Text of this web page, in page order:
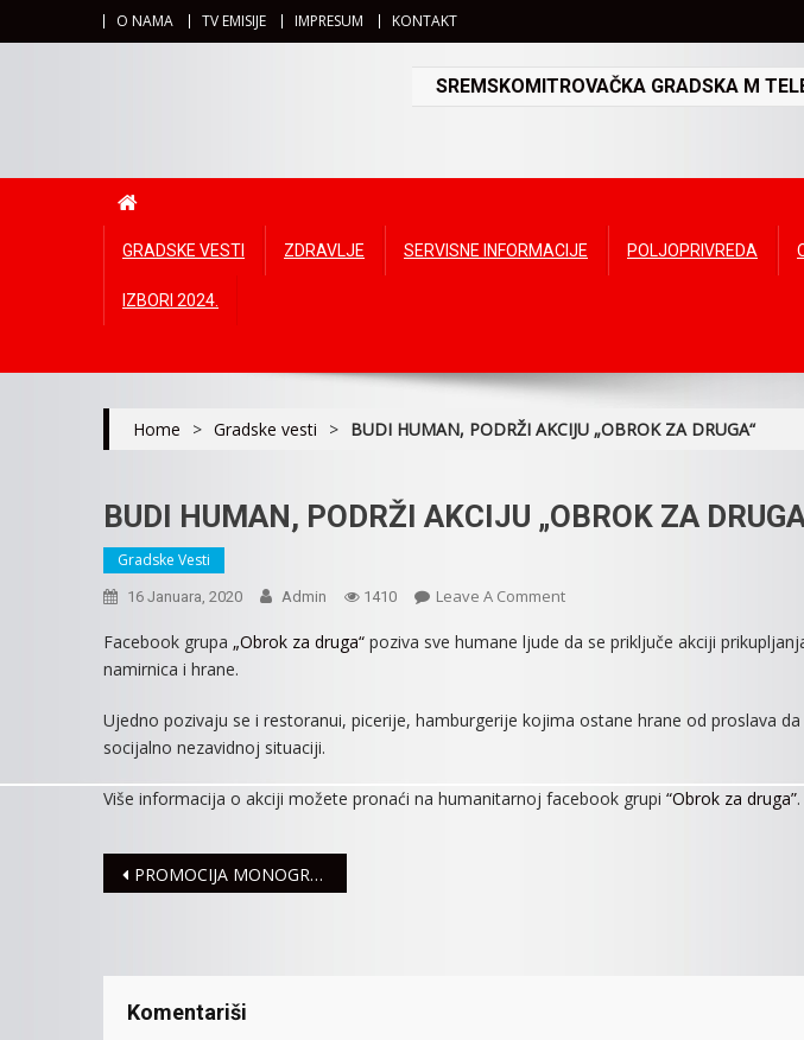
O NAMA TV EMISIJE IMPRESUM KONTAKT
SREMSKOMITROVAČKA GRADSKA M
GRADSKE VESTI ZDRAVLJE SERVISNE INFORMACIJE POLJOPRIVREDA
IZBORI 2024.
Home > Gradske vesti > BUDI HUMAN, PODRŽI AKCIJU „OBROK ZA DRUGA“
BUDI HUMAN, PODRŽI AKCIJU „OBROK ZA
Gradske Vesti
16 Januara, 2020 Admin 1410 Leave A CommentOn
HUMAN,
„OBROK
Facebook grupa „Obrok za druga“ poziva sve humane ljude da se priključe akciji
namirnica i hrane.
Ujedno pozivaju se i restoranui, picerije, hamburgerije kojima ostane hrane od proslava
socijalno nezavidnoj situaciji.
Više informacija o akciji možete pronaći na humanitarnoj facebook grupi “Obrok za druga”.
Navigacija
PROMOCIJA MONOGRAFIJE MIROLJUBA VUJIČIĆA
Komentariši